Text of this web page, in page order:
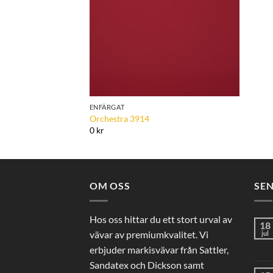
ENFÄRGAT
Orchestra 3914
0 kr
OM OSS
Hos oss hittar du ett stort urval av
vävar av premiumkvalitet. Vi
erbjuder markisvävar från Sattler,
Sandatex och Dickson samt
18
jul